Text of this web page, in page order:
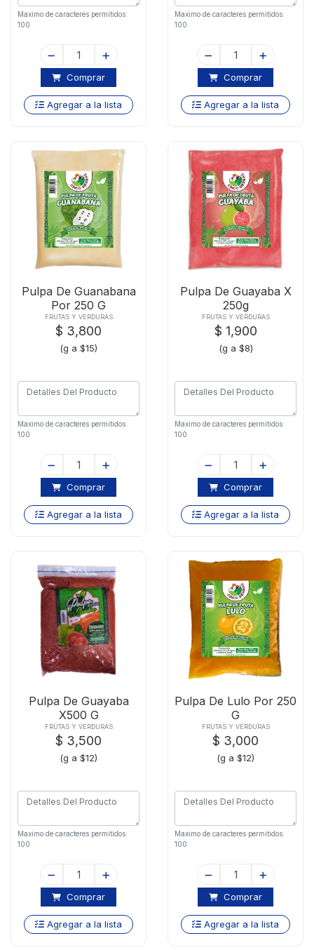
Maximo de caracteres permitidos:
100
Comprar
Agregar a la lista
Maximo de caracteres permitidos:
100
Comprar
Agregar a la lista
Pulpa De Guanabana
Por 250 G
FRUTAS Y VERDURAS
$ 3,800
(g a $15)
Maximo de caracteres permitidos:
100
Comprar
Agregar a la lista
Pulpa De Guayaba X
250g
FRUTAS Y VERDURAS
$ 1,900
(g a $8)
Maximo de caracteres permitidos:
100
Comprar
Agregar a la lista
Pulpa De Guayaba
X500 G
FRUTAS Y VERDURAS
$ 3,500
(g a $12)
Maximo de caracteres permitidos:
100
Comprar
Agregar a la lista
Pulpa De Lulo Por 250
G
FRUTAS Y VERDURAS
$ 3,000
(g a $12)
Maximo de caracteres permitidos:
100
Comprar
Agregar a la lista